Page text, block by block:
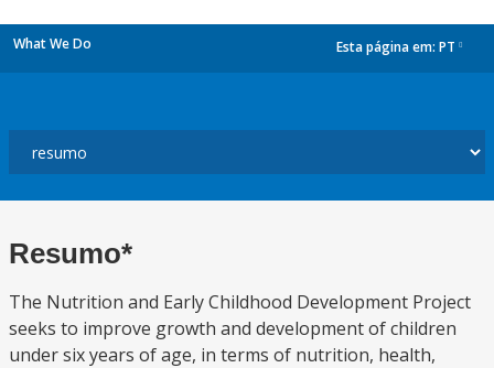
What We Do Esta página em: PT
Resumo*
The Nutrition and Early Childhood Development Project
seeks to improve growth and development of children
under six years of age, in terms of nutrition, health,